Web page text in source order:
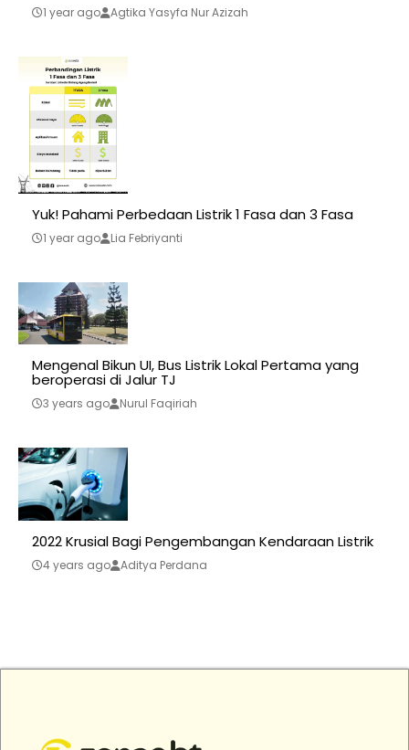
1 year ago Agtika Yasyfa Nur Azizah
Yuk! Pahami Perbedaan Listrik 1 Fasa dan 3 Fasa
1 year ago Lia Febriyanti
Mengenal Bikun UI, Bus Listrik Lokal Pertama yang
beroperasi di Jalur TJ
3 years ago Nurul Faqiriah
2022 Krusial Bagi Pengembangan Kendaraan Listrik
4 years ago Aditya Perdana